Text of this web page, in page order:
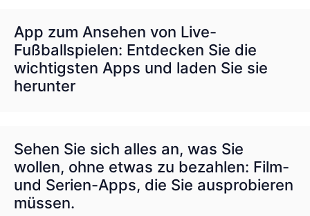
App zum Ansehen von Live-
Fußballspielen: Entdecken Sie die
wichtigsten Apps und laden Sie sie
herunter
Sehen Sie sich alles an, was Sie
wollen, ohne etwas zu bezahlen: Film-
und Serien-Apps, die Sie ausprobieren
müssen.